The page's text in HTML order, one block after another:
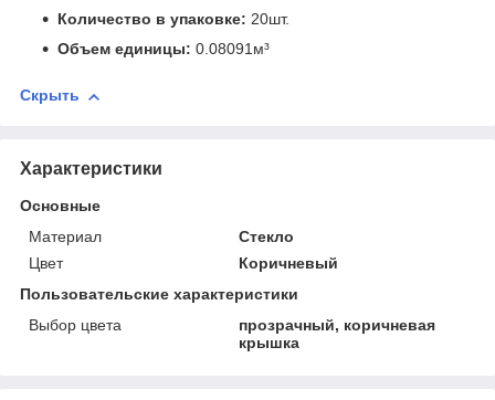
Количество в упаковке: 20шт.
Объем единицы: 0.08091м³
Скрыть
Характеристики
Основные
Материал
Стекло
Цвет
Коричневый
Пользовательские характеристики
Выбор цвета
прозрачный, коричневая
крышка